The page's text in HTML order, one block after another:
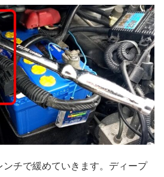
チで緩めていきます。ディープ